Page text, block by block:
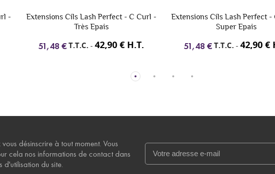
-
Extensions Cils Lash Perfect - C Curl -
Super Epais
51,48 € T.T.C. -42,90 € H.T.
GLIMMER & GLITTER
maquillage avec: 24
96,00 € T.T.C. -80,00 €
désinscrire à tout moment. Vous
cela nos informations de contact dans
d'utilisation du site.